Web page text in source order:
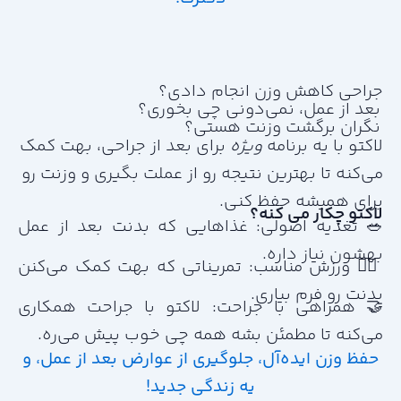
جراحی کاهش وزن انجام دادی؟
بعد از عمل، نمی‌دونی چی بخوری؟
نگران برگشت وزنت هستی؟
لاکتو با یه برنامه ویژه برای بعد از جراحی، بهت کمک
می‌کنه تا بهترین نتیجه رو از عملت بگیری و وزنت رو
برای همیشه حفظ کنی.
لاکتو چکار می کنه؟
🥗 تغذیه اصولی: غذاهایی که بدنت بعد از عمل
بهشون نیاز داره.
🏋️‍♀️ ورزش مناسب: تمریناتی که بهت کمک می‌کنن
بدنت رو فرم بیاری.
🤝 همراهی با جراحت: لاکتو با جراحت همکاری
می‌کنه تا مطمئن بشه همه چی خوب پیش می‌ره.
حفظ وزن ایده‌آل، جلوگیری از عوارض بعد از عمل، و
یه زندگی جدید!